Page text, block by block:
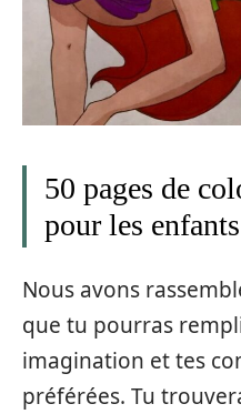
50 pages de
pour les enfants
Nous avons
que tu pourras
imagination et tes
préférées. Tu